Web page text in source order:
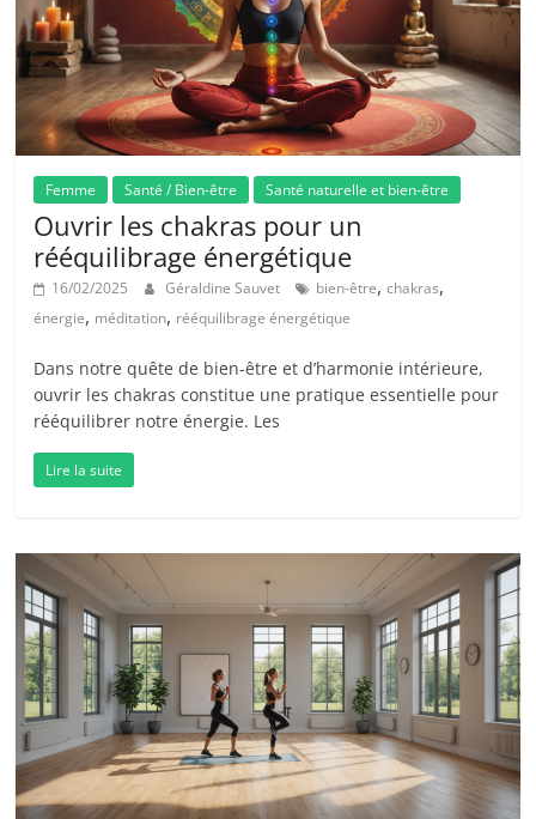
Femme Santé / Bien-être Santé naturelle et bien-être
Ouvrir les chakras pour un
rééquilibrage énergétique
16/02/2025 Géraldine Sauvet bien-être,chakras,
énergie, méditation, rééquilibrage énergétique
Dans notre quête de bien-être et d’harmonie intérieure,
ouvrir les chakras constitue une pratique essentielle pour
rééquilibrer notre énergie. Les
Lire la suite